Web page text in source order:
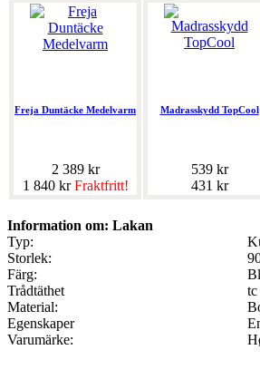
Freja Duntäcke Medelvarm
2 389 kr
1 840 krFraktfritt!
Madrasskydd TopCool
539 kr
431 kr
Information om: Lakan
Typ:
Storlek:
Färg:
Trådtäthet
tc
Material:
Egenskaper
Varumärke: